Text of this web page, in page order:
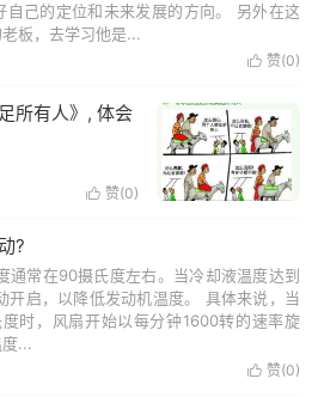
自己的定位和未来发展的方向。 另外在这
板，去学习他是...
 赞(0)
所有人》, 体会
 赞(0)
?
常在90摄氏度左右‌。当冷却液温度达到
开启，以降低发动机温度。‌ 具体来说，当
时，风扇开始以每分钟1600转的速率旋
...
 赞(0)